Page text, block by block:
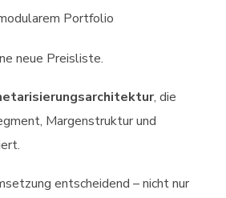
Portfolio
neue Preisliste.
, die
Margenstruktur und
entscheidend – nicht nur